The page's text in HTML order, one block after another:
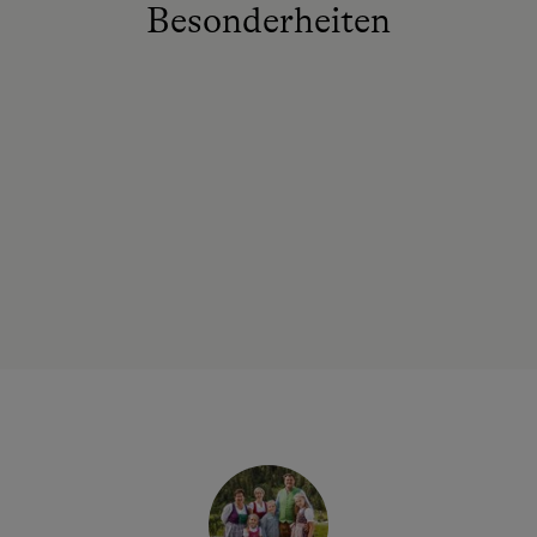
Besonderheiten